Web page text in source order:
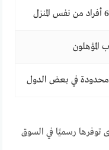
المؤهلون
محدودة في بعض الدول
رسميًا في السوق